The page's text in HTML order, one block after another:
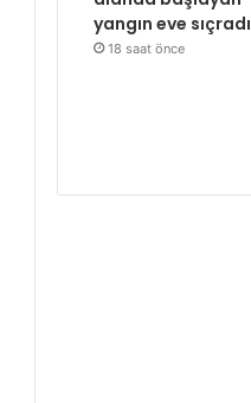
yangın eve sıçradı
18 saat önce